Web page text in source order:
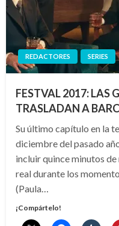
REDACTORES SERIES
FESTVAL 2017: LAS
TRASLADAN A
Su último capítulo en la
diciembre del pasado
incluir quince minutos
real durante los
(Paula…
¡Compártelo!